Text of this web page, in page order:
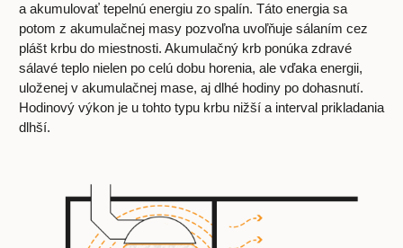
a akumulovať tepelnú energiu zo spalín. Táto energia sa
potom z akumulačnej masy pozvoľna uvoľňuje sálaním cez
plášt krbu do miestnosti. Akumulačný krb ponúka zdravé
sálavé teplo nielen po celú dobu horenia, ale vďaka energii,
uloženej v akumulačnej mase, aj dlhé hodiny po dohasnutí.
Hodinový výkon je u tohto typu krbu nižší a interval prikladania
dlhší.